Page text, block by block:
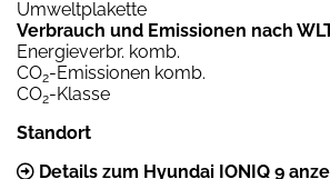
Umweltplakette
Verbrauch und Emissionen nach
Energieverbr. komb.
CO2-Emissionen komb.
CO2-Klasse
Standort
Details zum Hyundai IONIQ 9